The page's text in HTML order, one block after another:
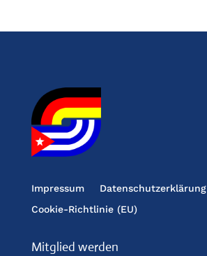
Impressum
Datenschutzerklärung
Cookie-Richtlinie (EU)
Mitglied werden